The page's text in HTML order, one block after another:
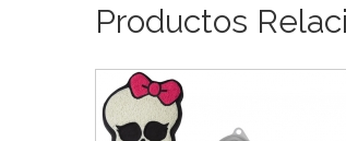
Productos